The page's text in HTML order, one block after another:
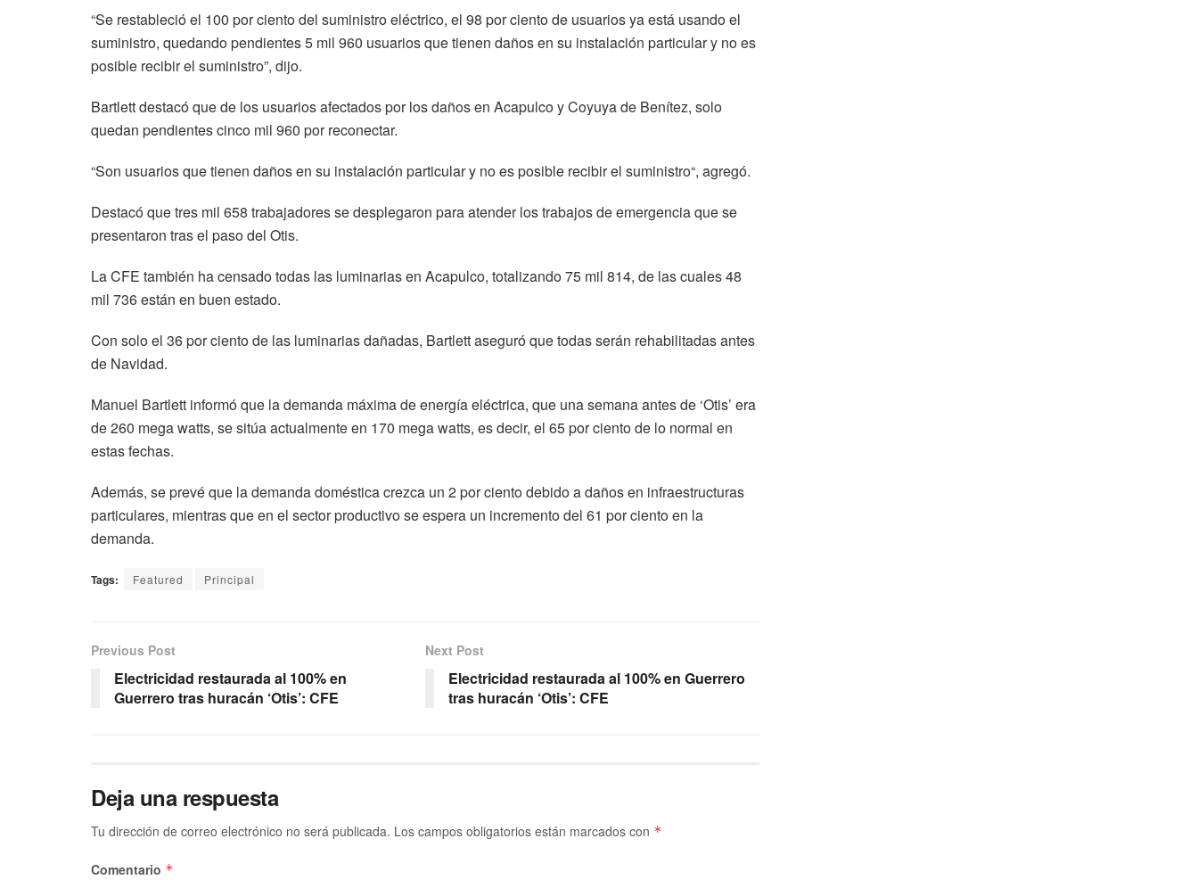
“Se restableció el 100 por ciento del suministro eléctrico, el 98 por ciento de usuarios ya está usando el
suministro, quedando pendientes 5 mil 960 usuarios que tienen daños en su instalación particular y no es
posible recibir el suministro”, dijo.
Bartlett destacó que de los usuarios afectados por los daños en Acapulco y Coyuya de Benítez, solo
quedan pendientes cinco mil 960 por reconectar.
“Son usuarios que tienen daños en su instalación particular y no es posible recibir el suministro“, agregó.
Destacó que tres mil 658 trabajadores se desplegaron para atender los trabajos de emergencia que se
presentaron tras el paso del Otis.
La CFE también ha censado todas las luminarias en Acapulco, totalizando 75 mil 814, de las cuales 48
mil 736 están en buen estado.
Con solo el 36 por ciento de las luminarias dañadas, Bartlett aseguró que todas serán rehabilitadas antes
de Navidad.
Manuel Bartlett informó que la demanda máxima de energía eléctrica, que una semana antes de ‘Otis’ era
de 260 mega watts, se sitúa actualmente en 170 mega watts, es decir, el 65 por ciento de lo normal en
estas fechas.
Además, se prevé que la demanda doméstica crezca un 2 por ciento debido a daños en infraestructuras
particulares, mientras que en el sector productivo se espera un incremento del 61 por ciento en la
demanda.
Tags: Featured Principal
Previous Post
Electricidad restaurada al 100% en
Guerrero tras huracán ‘Otis’: CFE
Next Post
Electricidad restaurada al 100% en Guerrero
tras huracán ‘Otis’: CFE
Deja una respuesta
Tu dirección de correo electrónico no será publicada. Los campos obligatorios están marcados con *
Comentario *